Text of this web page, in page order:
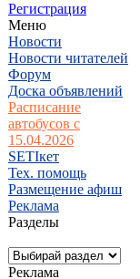
Регистрация
Меню
Новости
Новости читателей
Форум
Доска объявлений
Расписание
автобусов с
15.04.2026
SETIкет
Тех. помощь
Размещение афиш
Реклама
Разделы
Реклама